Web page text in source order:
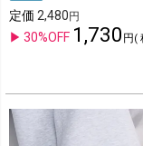
定価 2,480
30%OFF 1,730